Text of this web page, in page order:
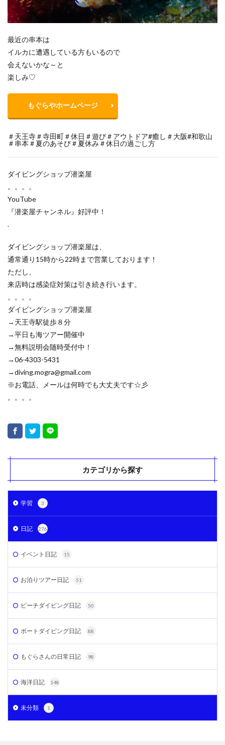
最近の串本は
イルカに遭遇している方もいるので
会えないかな～と
楽しみ♡
もぐらやホームページ
＃天王寺＃寺田町＃休日＃遊び＃アウトドア#癒し＃大阪#和歌山
＃串本＃夏のあそび＃夏休み＃休日の過ごし方
ダイビングショップ潜楽屋
。。。。
YouTube
『潜楽屋チャンネル』好評中！
.
ダイビングショップ潜楽屋は、
通常通り15時から22時まで営業しております！
ただし、
来店時は感染症対策は引き続き行います。
。。。。
ダイビングショップ潜楽屋
→天王寺駅徒歩８分
→平日も海ツアー開催中
→無料説明会随時受付中！
→06-4303-5431
→diving.mogra@gmail.com
※お電話、メールは何時でも大丈夫です☆彡
。。。。
カテゴリから探す
学習 3
日記 276
イベント日記 15
お泊りツアー日記 51
ビーチダイビング日記 50
ボートダイビング日記 88
もぐらさんの日常日記 98
海洋日記 148
未分類 1